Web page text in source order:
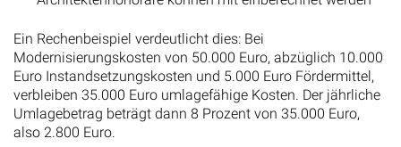
Ein Rechenbeispiel verdeutlicht dies: Bei
Modernisierungskosten von 50.000 Euro, abzüglich 10.000
Euro Instandsetzungskosten und 5.000 Euro Fördermittel,
verbleiben 35.000 Euro umlagefähige Kosten. Der jährliche
Umlagebetrag beträgt dann 8 Prozent von 35.000 Euro,
also 2.800 Euro.